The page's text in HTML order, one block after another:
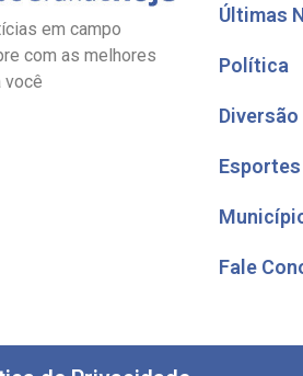
em campo
com as melhores
você
Últimas
Política
Diversão
Esportes
Fale